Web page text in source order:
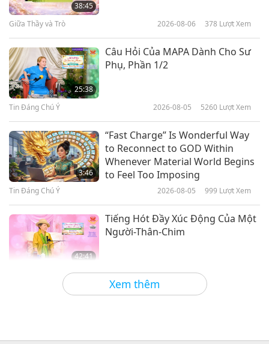
Trích Dẫn Lời Của Ngài Thanh Hải
Làm Sao Để Được Gia Trì Nhiều
Nhất – Phần 1
Xem thêm
38:45
Giữa Thầy và Trò 2026-08-06 378 Lượt Xem
25:38
Câu Hỏi Của MAPA Dành Cho Sư
Phụ, Phần 1/2
Tin Đáng Chú Ý 2026-08-05 5260 Lượt Xem
3:46
“Fast Charge” Is Wonderful Way
to Reconnect to GOD Within
Whenever Material World Begins
to Feel Too Imposing
Tin Đáng Chú Ý 2026-08-05 999 Lượt Xem
42:41
Tiếng Hót Đầy Xúc Động Của Một
Người-Thân-Chim
2026-08-05
4:31